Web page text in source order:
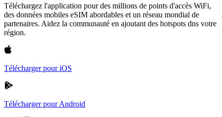
Téléchargez l'application pour des millions de points d'accès WiFi,
des données mobiles eSIM abordables et un réseau mondial de
partenaires. Aidez la communauté en ajoutant des hotspots dns votre
région.
Télécharger pour iOS
Télécharger pour Android